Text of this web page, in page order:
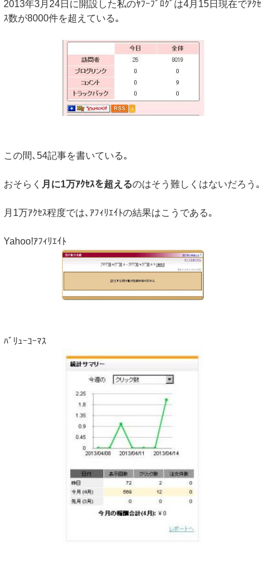
2013年3月24日に開設した私のﾔﾌｰﾌﾞﾛｸﾞは4月15日現在でｱｸｾ
ｽ数が8000件を超えている｡
この間､54記事を書いている｡
おそらく 月に1万ｱｸｾｽを超えるのはそう難しくはないだろう｡
月1万ｱｸｾｽ程度では､ｱﾌｨﾘｴｲﾄの結果はこうである｡
Yahoo!ｱﾌｨﾘｴｲﾄ
ﾊﾞﾘｭｰｺｰﾏｽ